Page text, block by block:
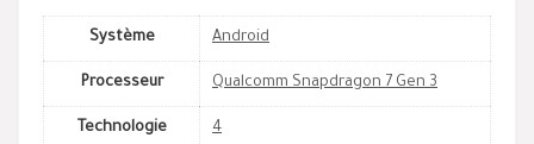
Système Android
Processeur Qualcomm Snapdragon 7 Gen 3
Technologie
4